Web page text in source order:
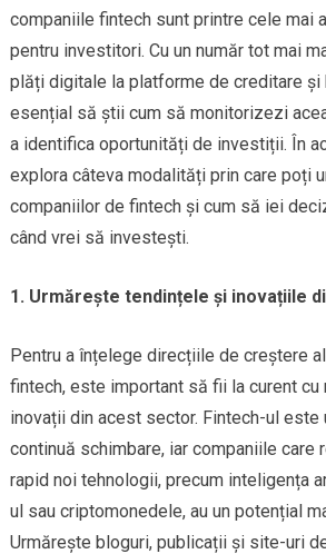
companiile fintech sunt printre cele mai
pentru investitori. Cu un număr tot mai
plăți digitale la platforme de creditare și
esențial să știi cum să monitorizezi
a identifica oportunități de investiții. În
explora câteva modalități prin care poți
companiilor de fintech și cum să iei
când vrei să investești.
1. Urmărește tendințele și inovațiile
Pentru a înțelege direcțiile de creștere
fintech, este important să fii la curent
inovații din acest sector. Fintech-ul este
continuă schimbare, iar companiile care
rapid noi tehnologii, precum inteligența
ul sau criptomonedele, au un potențial
Urmărește bloguri, publicații și site-uri